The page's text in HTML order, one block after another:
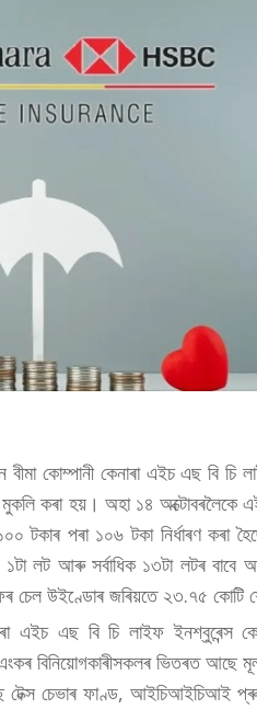
কোম্পানী কেনাৰা এইচ এছ বি চি
কৰা হয়। অহা ১৪ অক্টোবৰলৈকে
টকাৰ পৰা ১০৬ টকা নিৰ্ধাৰণ কৰা
লট আৰু সৰ্বাধিক ১৩টা লটৰ
উইণ্ডোৰ জৰিয়তে ২৩.৭৫ কোটি
এইচ এছ বি চি লাইফ ইনশ্বুৰেন্স
বিনিয়োগকাৰীসকলৰ ভিতৰত আছে
চেভাৰ ফাণ্ড, আইচিআইচিআই